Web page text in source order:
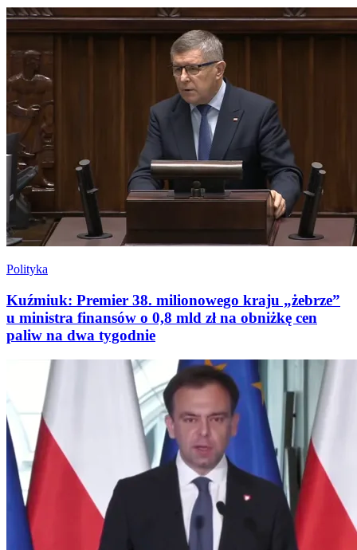
Polityka
Kuźmiuk: Premier 38. milionowego kraju „żebrze”
u ministra finansów o 0,8 mld zł na obniżkę cen
paliw na dwa tygodnie